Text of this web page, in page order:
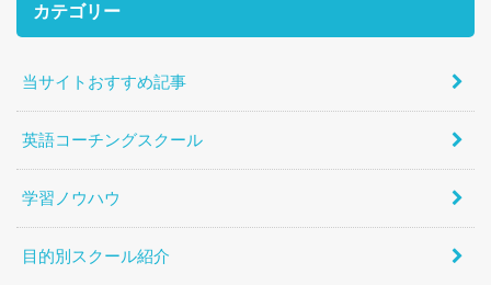
カテゴリー
当サイトおすすめ記事
英語コーチングスクール
学習ノウハウ
目的別スクール紹介